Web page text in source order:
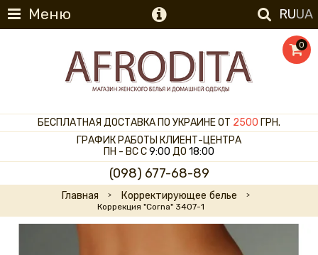
Меню RUUA
0
БЕСПЛАТНАЯ ДОСТАВКА ПО УКРАИНЕ ОТ 2500 ГРН.
ГРАФИК РАБОТЫ КЛИЕНТ-ЦЕНТРА
ПН - ВС С9:00 ДО 18:00
(098) 677-68-89
Главная Корректирующее белье
Коррекция "Corna" 3407-1